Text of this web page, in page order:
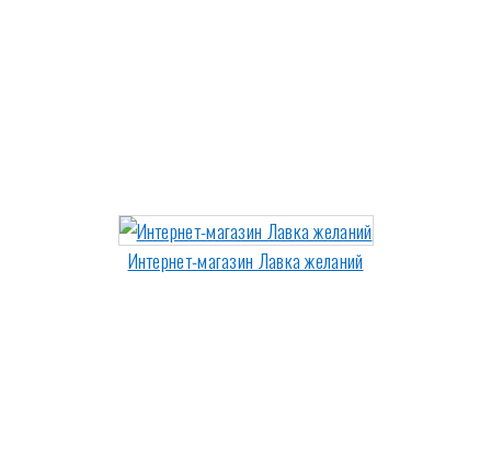
Интернет-магазин Лавка желаний